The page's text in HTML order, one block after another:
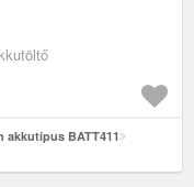
BATT411